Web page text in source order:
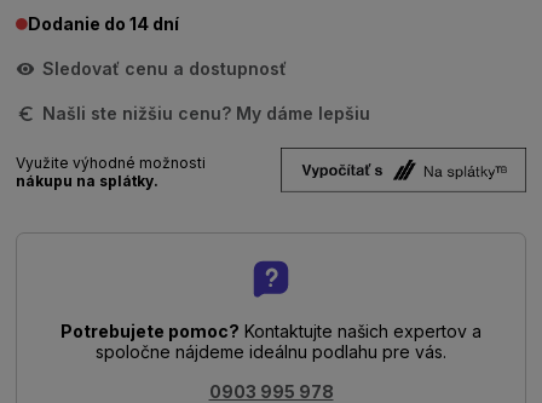
Dodanie do 14 dní
Sledovať cenu a dostupnosť
Našli ste nižšiu cenu? My dáme lepšiu
Využite výhodné možnosti
nákupu na splátky.
Potrebujete pomoc? Kontaktujte našich expertov a
spoločne nájdeme ideálnu podlahu pre vás.
0903 995 978